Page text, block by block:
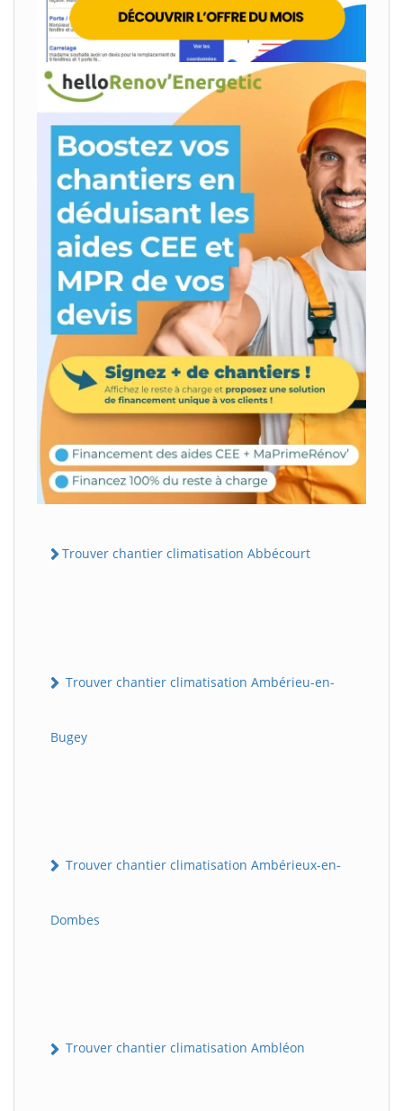
Trouver chantier climatisation Abbécourt
Trouver chantier climatisation Ambérieu-en-
Bugey
Trouver chantier climatisation Ambérieux-en-
Dombes
Trouver chantier climatisation Ambléon